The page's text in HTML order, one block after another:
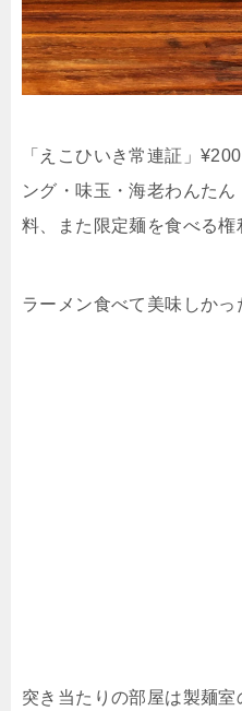
「えこひいき常連証」
ング・味玉・海老わんた
料、また限定麺を食べる権
ラーメン食べて美味しかっ
突き当たりの部屋は製麺室